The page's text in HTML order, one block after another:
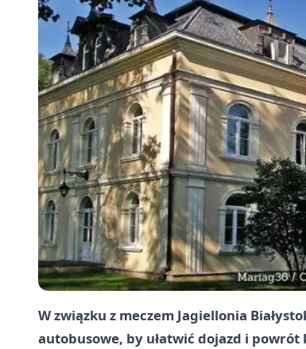
W związku z meczem Jagiellonia
autobusowe, by ułatwić dojazd i powrót